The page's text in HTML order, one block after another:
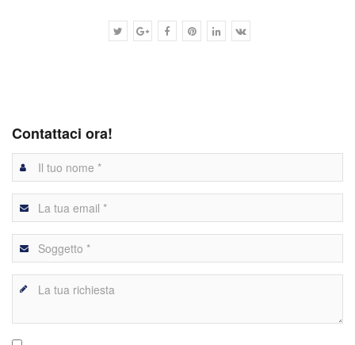
Contattaci ora!